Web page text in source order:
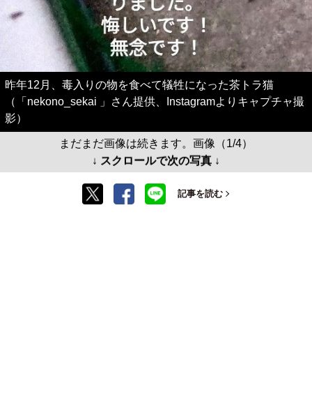
昨年12月、毒入りの物を食べて犠牲になった茶トラ猫
（「nekono_sekai 」さん提供、Instagramよりキャプチャ撮
影）
まだまだ画像は続きます。画像（1/4）
↓ スクロールで次の写真 ↓
記事を読む